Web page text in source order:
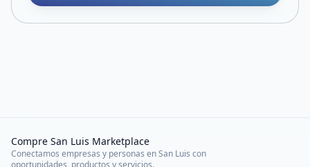
Compre San Luis Marketplace
Conectamos empresas y personas en San Luis con
oportunidades, productos y servicios.